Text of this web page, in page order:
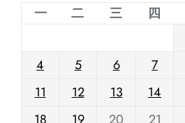
一
二 三 四
4
5 6 7
11
12 13 14